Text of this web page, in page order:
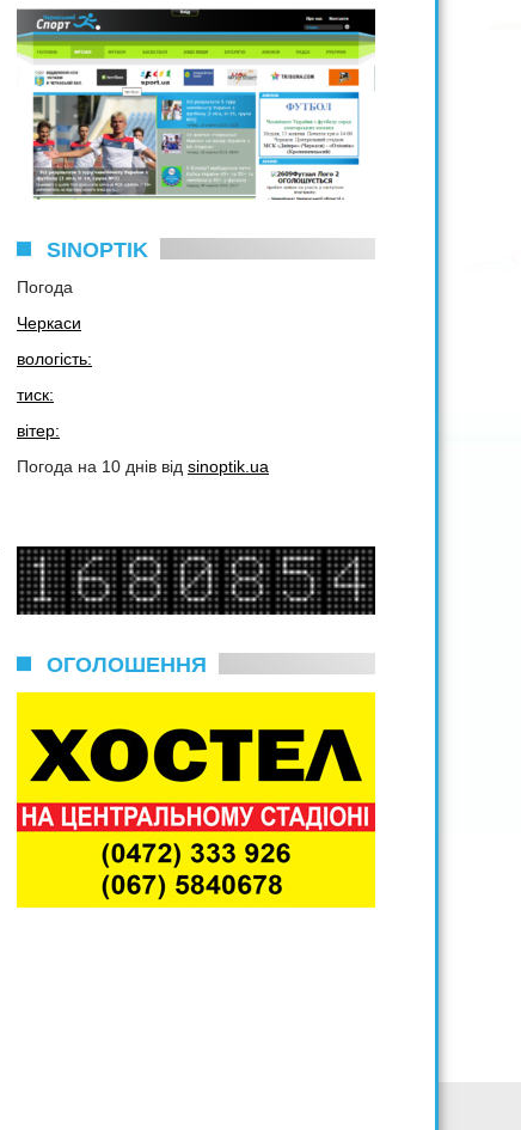
SINOPTIK
Погода
Черкаси
вологість:
тиск:
вітер:
Погода на 10 днів від sinoptik.ua
ОГОЛОШЕННЯ